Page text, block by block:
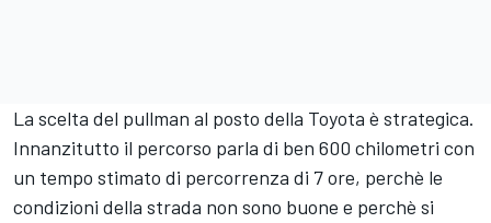
La scelta del pullman al posto della Toyota è strategica.
Innanzitutto il percorso parla di ben 600 chilometri con
un tempo stimato di percorrenza di 7 ore, perchè le
condizioni della strada non sono buone e perchè si